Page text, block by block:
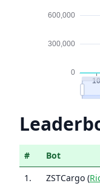
# Bot
1.
ZSTCargo (